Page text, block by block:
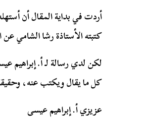
أردت في بداية المقال أن
كتبته الأستاذة رشا الشامي
لكن لدي رسالة لـ أ. إبراهيم
كل ما يقال ويكتب عنه،
عزيزي أ. إبراهيم عيسى